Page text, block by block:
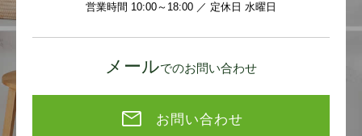
営業時間 10:00～18:00 ／ 定休日 水曜日
メールでのお問い合わせ
お問い合わせ